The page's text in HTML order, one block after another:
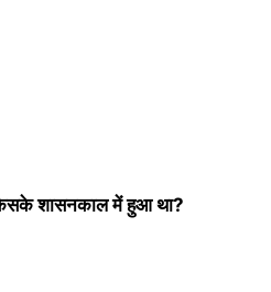
शासनकाल में हुआ था?